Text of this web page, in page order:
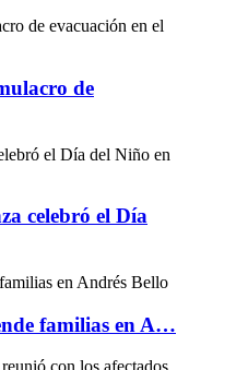
de
celebró el Día
familias en A…